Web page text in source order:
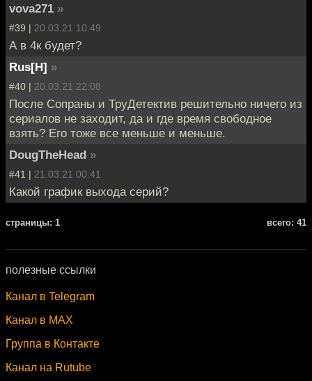
vova271 »
#39 | 20.03.21 10:49
А в 4к будет?
Rus[H] »
#40 | 20.03.21 22:08
После Сопраны и ТруДетектив решительно ничего из
сериалов не заходит, да и где время свободное
взять? Его тоже все меньше и меньше.
DougTheHead »
#41 | 21.03.21 00:41
Какой график выхода серий?
cтраницы: 1 всего: 41
полезные ссылки
Канал в Telegram
Канал в MAX
Группа в Контакте
Канал на Rutube